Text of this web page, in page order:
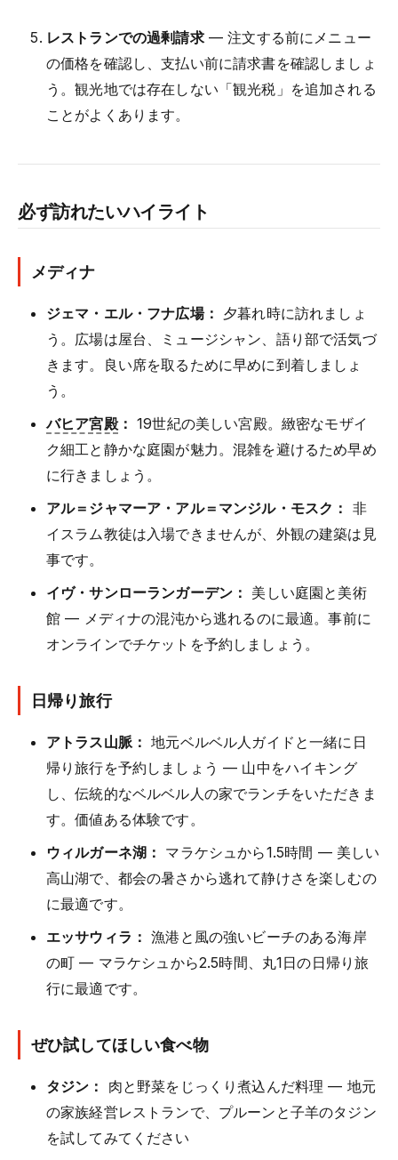
レストランでの過剰請求— 注文する前にメニュー
の価格を確認し、支払い前に請求書を確認しましょ
う。観光地では存在しない「観光税」を追加される
ことがよくあります。
必ず訪れたいハイライト
メディナ
ジェマ・エル・フナ広場： 夕暮れ時に訪れましょ
う。広場は屋台、ミュージシャン、語り部で活気づ
きます。良い席を取るために早めに到着しましょ
う。
バヒア宮殿： 19世紀の美しい宮殿。緻密なモザイ
ク細工と静かな庭園が魅力。混雑を避けるため早め
に行きましょう。
アル＝ジャマーア・アル＝マンジル・モスク： 非
イスラム教徒は入場できませんが、外観の建築は見
事です。
イヴ・サンローランガーデン： 美しい庭園と美術
館 — メディナの混沌から逃れるのに最適。事前に
オンラインでチケットを予約しましょう。
日帰り旅行
アトラス山脈： 地元ベルベル人ガイドと一緒に日
帰り旅行を予約しましょう — 山中をハイキング
し、伝統的なベルベル人の家でランチをいただきま
す。価値ある体験です。
ウィルガーネ湖： マラケシュから1.5時間 — 美しい
高山湖で、都会の暑さから逃れて静けさを楽しむの
に最適です。
エッサウィラ： 漁港と風の強いビーチのある海岸
の町 — マラケシュから2.5時間、丸1日の日帰り旅
行に最適です。
ぜひ試してほしい食べ物
タジン：
肉と野菜をじっくり煮込んだ料理 — 地元
の家族経営レストランで、プルーンと子羊のタジン
を試してみてください